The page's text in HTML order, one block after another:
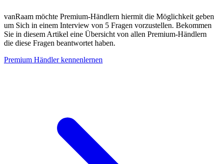
vanRaam möchte Premium-Händlern hiermit die Möglichkeit geben
um Sich in einem Interview von 5 Fragen vorzustellen. Bekommen
Sie in diesem Artikel eine Übersicht von allen Premium-Händlern
die diese Fragen beantwortet haben.
Premium Händler kennenlernen